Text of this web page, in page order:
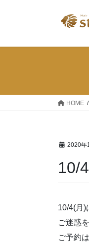
HOME
2020年
10/
10/4(月)
ご迷惑
ご予約